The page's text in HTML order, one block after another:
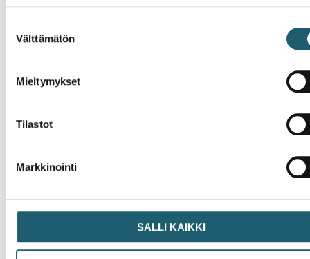
valinta
Välttämätön
Mieltymykset
Tilastot
Markkinointi
SALLI KAIKKI
Nyheter
Vaccin mot kikhosta har lagts till i
vaccinationsprogrammet för gravida
Läs mer »